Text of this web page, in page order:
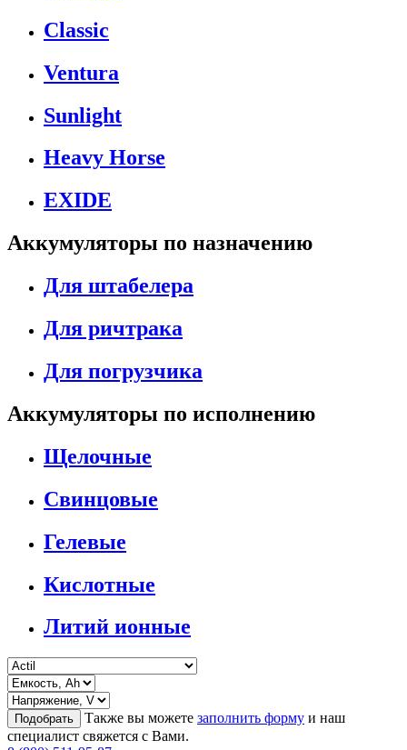
Classic
Ventura
Sunlight
Heavy Horse
EXIDE
Аккумуляторы по назначению
Для штабелера
Для ричтрака
Для погрузчика
Аккумуляторы по исполнению
Щелочные
Свинцовые
Гелевые
Кислотные
Литий ионные
Подобрать Также вы можете заполнить форму и наш
специалист свяжется с Вами.